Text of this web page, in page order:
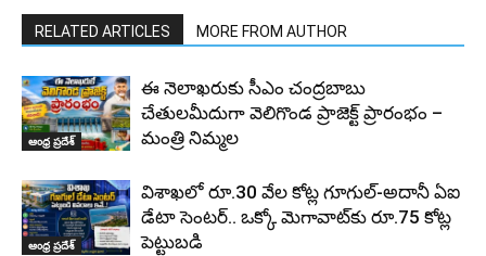
RELATED ARTICLES MORE FROM AUTHOR
ఆంధ్ర ప్రదేశ్
ఈ నెలాఖరుకు సీఎం చంద్రబాబు
చేతులమీదుగా వెలిగొండ ప్రాజెక్ట్‌ ప్రారంభం –
మంత్రి నిమ్మల
ఆంధ్ర ప్రదేశ్
విశాఖలో రూ.30 వేల కోట్ల గూగుల్-అదానీ ఏఐ
డేటా సెంటర్.. ఒక్కో మెగావాట్‌కు రూ.75 కోట్ల
పెట్టుబడి